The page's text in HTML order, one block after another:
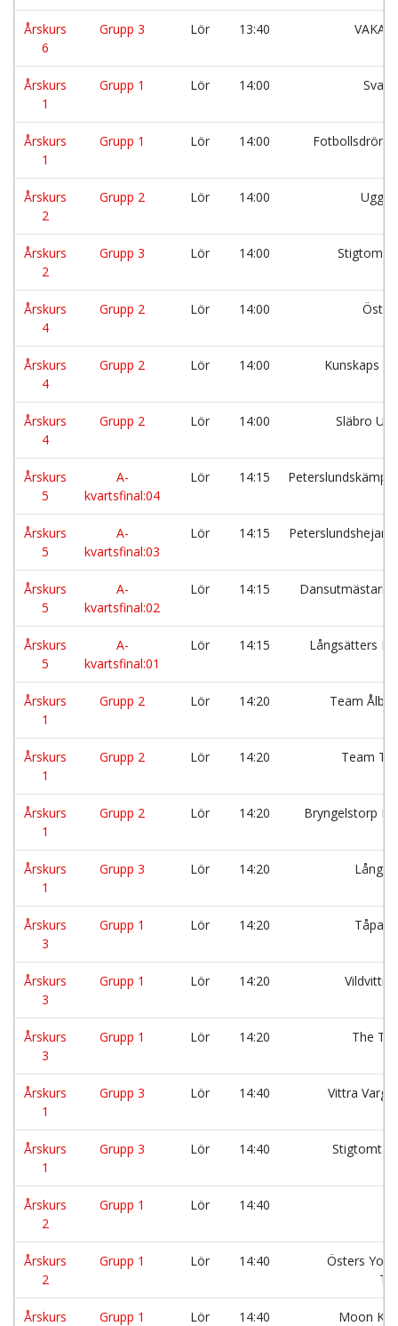
Årskurs
6
Grupp 3 Lör 13:40
Årskurs
1
Grupp 1 Lör 14:00
Årskurs
1
Grupp 1 Lör 14:00
Årskurs
2
Grupp 2 Lör 14:00
Årskurs
2
Grupp 3 Lör 14:00
Årskurs
4
Grupp 2 Lör 14:00
Årskurs
4
Grupp 2 Lör 14:00 Kunskaps
Årskurs
4
Grupp 2 Lör 14:00 Släbro
Årskurs
5
A-
kvartsfinal:04
Lör 14:15
Årskurs
5
A-
kvartsfinal:03
Lör 14:15
Årskurs
5
A-
kvartsfinal:02
Lör 14:15
Årskurs
5
A-
kvartsfinal:01
Lör 14:15 Långsätters
Årskurs
1
Grupp 2 Lör 14:20 Team
Årskurs
1
Grupp 2 Lör 14:20 Team
Årskurs
1
Grupp 2 Lör 14:20 Bryngelstorp
Årskurs
1
Grupp 3 Lör 14:20
Årskurs
3
Grupp 1 Lör 14:20
Årskurs
3
Grupp 1 Lör 14:20
Årskurs
3
Grupp 1 Lör 14:20 The
Årskurs
1
Grupp 3 Lör 14:40 Vittra
Årskurs
1
Grupp 3 Lör 14:40 Stigtomta
Årskurs
2
Grupp 1 Lör 14:40
Årskurs
2
Grupp 1 Lör 14:40
Östers
Årskurs
Grupp 1 Lör 14:40 Moon